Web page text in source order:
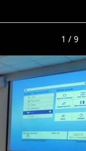
1 / 9